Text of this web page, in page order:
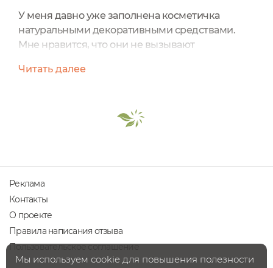
У меня давно уже заполнена косметичка
натуральными декоративными средствами.
Мне нравится, что они не вызывают
составы.Единственный нюанс, который отмечу
того, что везут все товары из Австралии. У меня
Читать далее
Реклама
Контакты
О проекте
Правила написания отзыва
Пользовательское соглашение
Мы используем cookie для повышения полезности